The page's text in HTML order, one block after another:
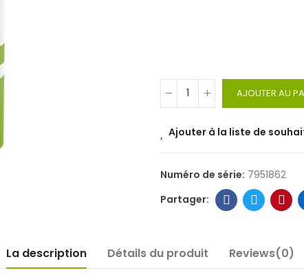
AJOUTER AU
Ajouter à la liste de
Numéro de série: 7951862
La description Détails du produit Reviews(0)